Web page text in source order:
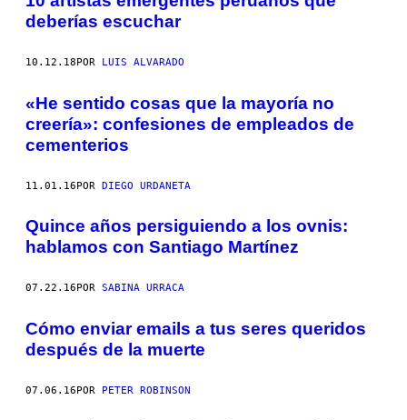
deberías escuchar
10.12.18POR LUIS ALVARADO
«He sentido cosas que la mayoría no
creería»: confesiones de empleados de
cementerios
11.01.16POR DIEGO URDANETA
Quince años persiguiendo a los ovnis:
hablamos con Santiago Martínez
07.22.16 POR SABINA URRACA
Cómo enviar emails a tus seres queridos
después de la muerte
07.06.16POR PETER ROBINSON